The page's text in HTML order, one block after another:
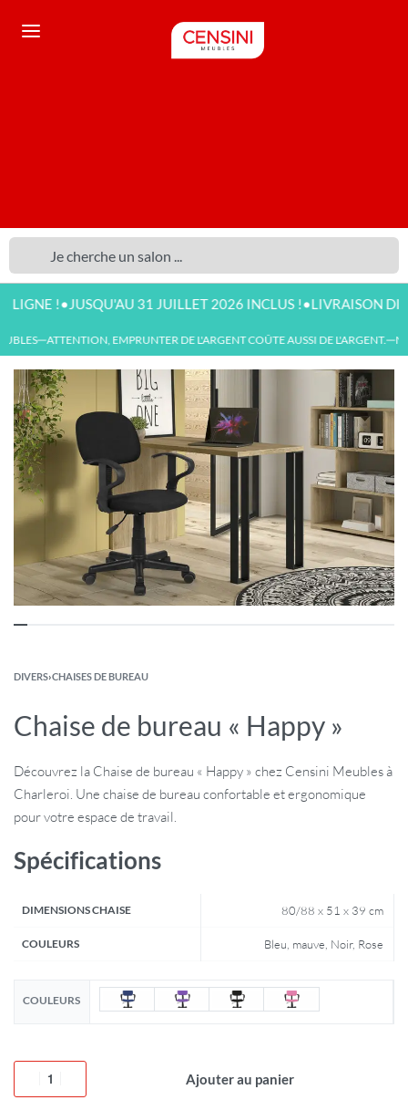
!•JUSQU'AU 31 JUILLET 2026 INCLUS !•LIVRAISON
—ATTENTION, EMPRUNTER DE L'ARGENT COÛTE AUSSI DE L'ARGENT.—
DIVERS›CHAISES DE BUREAU
Chaise de bureau « Happy »
Découvrez la Chaise de bureau « Happy » chez Censini Meubles à
Charleroi. Une chaise de bureau confortable et ergonomique
pour votre espace de travail.
Spécifications
DIMENSIONS CHAISE 80/88 x 51 x 39 cm
COULEURS Bleu, mauve, Noir, Rose
COULEURS
Ajouter au panier